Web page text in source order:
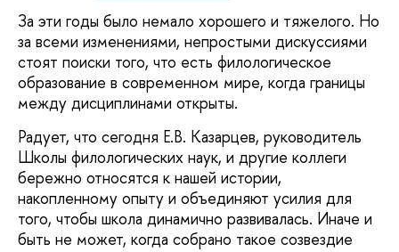
За эти годы было немало хорошего и тяжелого. Но
за всеми изменениями, непростыми дискуссиями
стоят поиски того, что есть филологическое
образование в современном мире, когда границы
между дисциплинами открыты.
Радует, что сегодня Е.В. Казарцев, руководитель
Школы филологических наук, и другие коллеги
бережно относятся к нашей истории,
накопленному опыту и объединяют усилия для
того, чтобы школа динамично развивалась. Иначе и
быть не может, когда собрано такое созвездие